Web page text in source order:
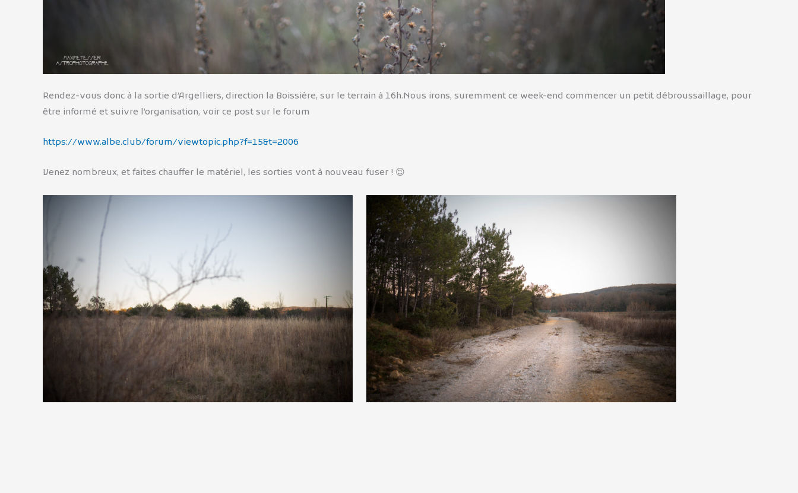
Rendez-vous donc à la sortie d’Argelliers, direction la Boissière, sur le terrain à 16h.Nous irons, suremment ce week-end commencer un petit débroussaillage, pour
être informé et suivre l’organisation, voir ce post sur le forum
https://www.albe.club/forum/viewtopic.php?f=15&t=2006
Venez nombreux, et faites chauffer le matériel, les sorties vont à nouveau fuser ! 😉